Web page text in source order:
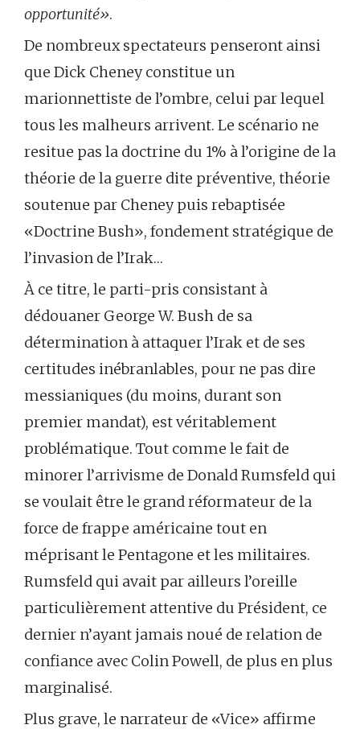
opportunité».
De nombreux spectateurs penseront ainsi
que Dick Cheney constitue un
marionnettiste de l’ombre, celui par lequel
tous les malheurs arrivent. Le scénario ne
resitue pas la doctrine du 1% à l’origine de la
théorie de la guerre dite préventive, théorie
soutenue par Cheney puis rebaptisée
«Doctrine Bush», fondement stratégique de
l’invasion de l’Irak…
À ce titre, le parti-pris consistant à
dédouaner George W. Bush de sa
détermination à attaquer l’Irak et de ses
certitudes inébranlables, pour ne pas dire
messianiques (du moins, durant son
premier mandat), est véritablement
problématique. Tout comme le fait de
minorer l’arrivisme de Donald Rumsfeld qui
se voulait être le grand réformateur de la
force de frappe américaine tout en
méprisant le Pentagone et les militaires.
Rumsfeld qui avait par ailleurs l’oreille
particulièrement attentive du Président, ce
dernier n’ayant jamais noué de relation de
confiance avec Colin Powell, de plus en plus
marginalisé.
Plus grave, le narrateur de «Vice» affirme